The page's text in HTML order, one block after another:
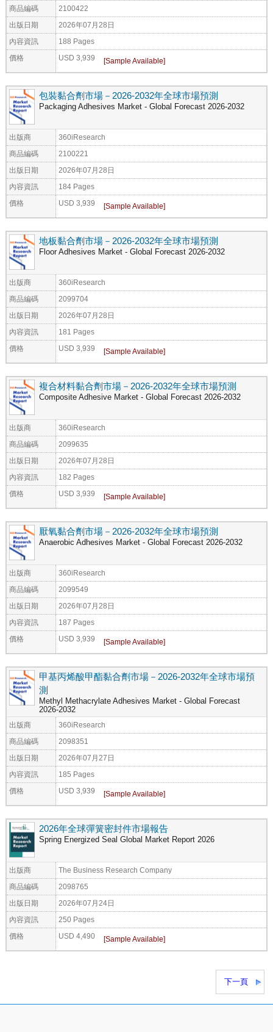
商品編碼 2100422
出版日期 2026年07月28日
內容資訊 188 Pages
價格 USD 3,939
包裝黏合劑市場－2026-2032年全球市場預測
Packaging Adhesives Market - Global Forecast 2026-2032
出版商 360iResearch
商品編碼 2100221
出版日期 2026年07月28日
內容資訊 184 Pages
價格 USD 3,939
地板黏合劑市場－2026-2032年全球市場預測
Floor Adhesives Market - Global Forecast 2026-2032
出版商 360iResearch
商品編碼 2099704
出版日期 2026年07月28日
內容資訊 181 Pages
價格 USD 3,939
複合材料黏合劑市場－2026-2032年全球市場預測
Composite Adhesive Market - Global Forecast 2026-2032
出版商 360iResearch
商品編碼 2099635
出版日期 2026年07月28日
內容資訊 182 Pages
價格 USD 3,939
厭氧黏合劑市場－2026-2032年全球市場預測
Anaerobic Adhesives Market - Global Forecast 2026-2032
出版商 360iResearch
商品編碼 2099549
出版日期 2026年07月28日
內容資訊 187 Pages
價格 USD 3,939
甲基丙烯酸甲酯黏合劑市場－2026-2032年全球市場預
測
Methyl Methacrylate Adhesives Market - Global Forecast
2026-2032
出版商 360iResearch
商品編碼 2098351
出版日期 2026年07月27日
內容資訊 185 Pages
價格 USD 3,939
2026年全球彈簧密封件市場報告
Spring Energized Seal Global Market Report 2026
出版商 The Business Research Company
商品編碼 2098765
出版日期 2026年07月24日
內容資訊 250 Pages
價格 USD 4,490
下一頁